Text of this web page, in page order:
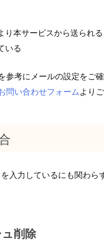
り本サービスから送られ
いる
参考にメールの設定をご
問い合わせフォームより
入力しているにも関わ
削除